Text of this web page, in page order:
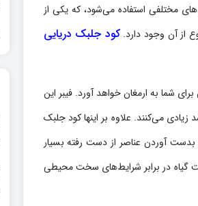
مختلفی استفاده می‌شود، که یکی از
از آن وجود دارد.کود جلبک دریایی
شما به ارمغان خواهد آورد. فیبر این
می‌کنند. علاوه بر اینها کود جلبک
آوردن عناصر از دست رفته بسیار
گیاه در برابر شرایط‌های سخت محیطی